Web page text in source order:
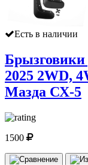
Есть в наличии
2025 2WD,
Мазда СХ-5
1500